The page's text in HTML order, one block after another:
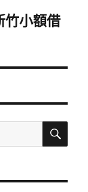
竹小額借
搜